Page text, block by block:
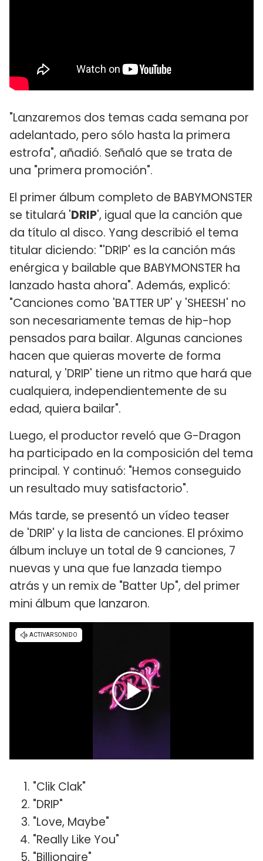
"Lanzaremos dos temas cada semana por
adelantado, pero sólo hasta la primera
estrofa", añadió. Señaló que se trata de
una "primera promoción".
El primer álbum completo de BABYMONSTER
se titulará 'DRIP', igual que la canción que
da título al disco. Yang describió el tema
titular diciendo: "'DRIP' es la canción más
enérgica y bailable que BABYMONSTER ha
lanzado hasta ahora". Además, explicó:
"Canciones como 'BATTER UP' y 'SHEESH' no
son necesariamente temas de hip-hop
pensados para bailar. Algunas canciones
hacen que quieras moverte de forma
natural, y 'DRIP' tiene un ritmo que hará que
cualquiera, independientemente de su
edad, quiera bailar".
Luego, el productor reveló que G-Dragon
ha participado en la composición del tema
principal. Y continuó: "Hemos conseguido
un resultado muy satisfactorio".
Más tarde, se presentó un vídeo teaser
de 'DRIP' y la lista de canciones. El próximo
álbum incluye un total de 9 canciones, 7
nuevas y una que fue lanzada tiempo
atrás y un remix de "Batter Up", del primer
mini álbum que lanzaron.
"Clik Clak"
"DRIP"
"Love, Maybe"
"Really Like You"
"Billionaire"